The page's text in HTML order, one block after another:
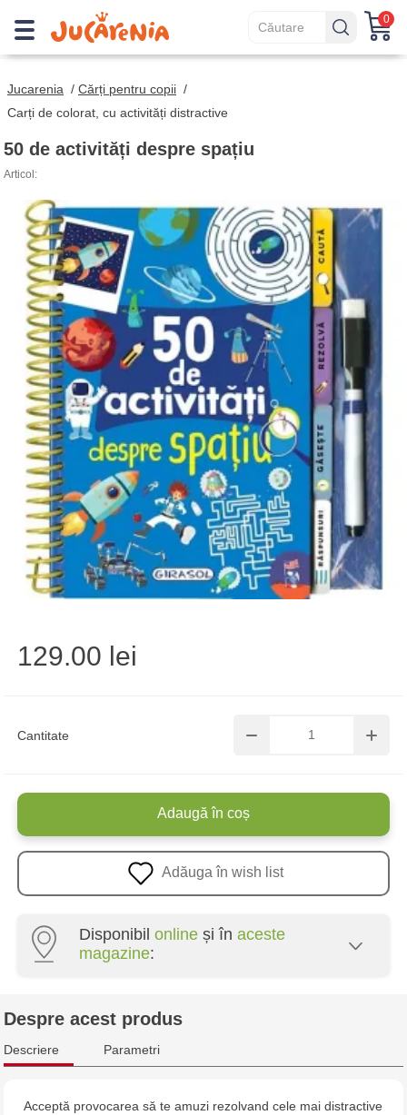
0
Jucarenia / Cărți pentru copii /
Carți de colorat, cu activități distractive
50 de activități despre spațiu
Articol:
Cantitate
129.00 lei
Adaugă în coș
Adăuga în wish list
Disponibil online și în aceste
magazine:
Multistore Centru - bd. Cantemir, 6
Despre acest produs
Descriere Parametri
Acceptă provocarea să te amuzi rezolvand cele mai distractive